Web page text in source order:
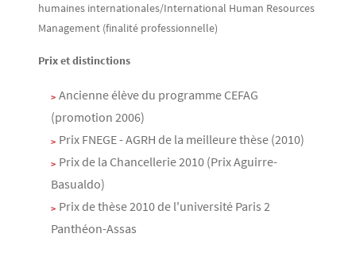
humaines internationales/International Human Resources
Management (finalité professionnelle)
Prix et distinctions
Ancienne élève du programme CEFAG
(promotion 2006)
Prix FNEGE - AGRH de la meilleure thèse (2010)
Prix de la Chancellerie 2010 (Prix Aguirre-
Basualdo)
Prix de thèse 2010 de l'université Paris 2
Panthéon-Assas